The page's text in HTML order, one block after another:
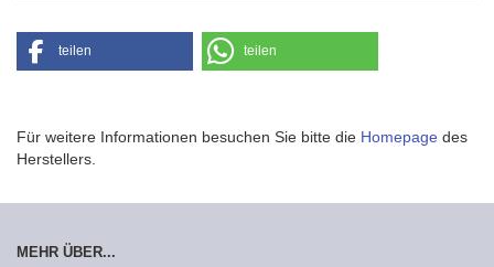
teilen teilen
Für weitere Informationen besuchen Sie bitte die Homepage des
Herstellers.
MEHR ÜBER...